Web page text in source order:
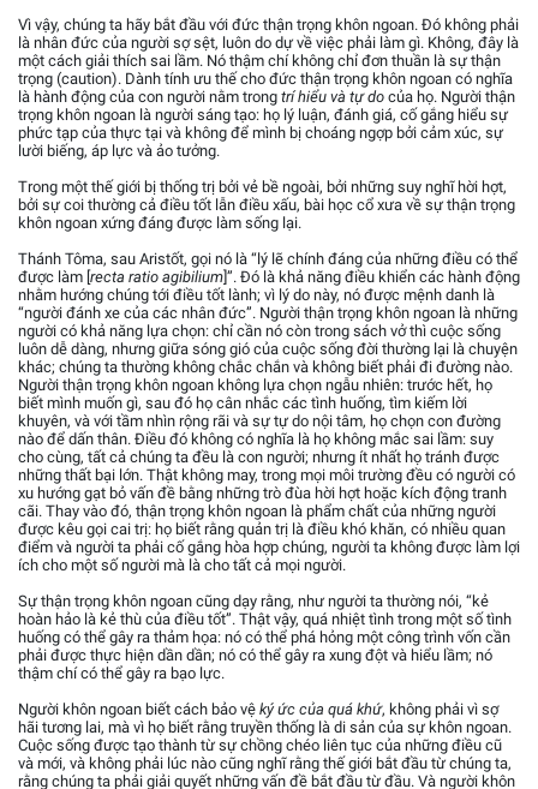
Vì vậy, chúng ta hãy bắt đầu với đức thận trọng khôn ngoan. Đó không phải
là nhân đức của người sợ sệt, luôn do dự về việc phải làm gì. Không, đây là
một cách giải thích sai lầm. Nó thậm chí không chỉ đơn thuần là sự thận
trọng (caution). Dành tính ưu thế cho đức thận trọng khôn ngoan có nghĩa
là hành động của con người nằm trong trí hiểu và tự do của họ. Người thận
trọng khôn ngoan là người sáng tạo: họ lý luận, đánh giá, cố gắng hiểu sự
phức tạp của thực tại và không để mình bị choáng ngợp bởi cảm xúc, sự
lười biếng, áp lực và ảo tưởng.
Trong một thế giới bị thống trị bởi vẻ bề ngoài, bởi những suy nghĩ hời hợt,
bởi sự coi thường cả điều tốt lẫn điều xấu, bài học cổ xưa về sự thận trọng
khôn ngoan xứng đáng được làm sống lại.
Thánh Tôma, sau Aristốt, gọi nó là “lý lẽ chính đáng của những điều có thể
được làm [recta ratio agibilium]”. Đó là khả năng điều khiển các hành động
nhằm hướng chúng tới điều tốt lành; vì lý do này, nó được mệnh danh là
“người đánh xe của các nhân đức”. Người thận trọng khôn ngoan là những
người có khả năng lựa chọn: chỉ cần nó còn trong sách vở thì cuộc sống
luôn dễ dàng, nhưng giữa sóng gió của cuộc sống đời thường lại là chuyện
khác; chúng ta thường không chắc chắn và không biết phải đi đường nào.
Người thận trọng khôn ngoan không lựa chọn ngẫu nhiên: trước hết, họ
biết mình muốn gì, sau đó họ cân nhắc các tình huống, tìm kiếm lời
khuyên, và với tầm nhìn rộng rãi và sự tự do nội tâm, họ chọn con đường
nào để dấn thân. Điều đó không có nghĩa là họ không mắc sai lầm: suy
cho cùng, tất cả chúng ta đều là con người; nhưng ít nhất họ tránh được
những thất bại lớn. Thật không may, trong mọi môi trường đều có người có
xu hướng gạt bỏ vấn đề bằng những trò đùa hời hợt hoặc kích động tranh
cãi. Thay vào đó, thận trọng khôn ngoan là phẩm chất của những người
được kêu gọi cai trị: họ biết rằng quản trị là điều khó khăn, có nhiều quan
điểm và người ta phải cố gắng hòa hợp chúng, người ta không được làm lợi
ích cho một số người mà là cho tất cả mọi người.
Sự thận trọng khôn ngoan cũng dạy rằng, như người ta thường nói, “kẻ
hoàn hảo là kẻ thù của điều tốt”. Thật vậy, quá nhiệt tình trong một số tình
huống có thể gây ra thảm họa: nó có thể phá hỏng một công trình vốn cần
phải được thực hiện dần dần; nó có thể gây ra xung đột và hiểu lầm; nó
thậm chí có thể gây ra bạo lực.
Người khôn ngoan biết cách bảo vệ ký ức của quá khứ, không phải vì sợ
hãi tương lai, mà vì họ biết rằng truyền thống là di sản của sự khôn ngoan.
Cuộc sống được tạo thành từ sự chồng chéo liên tục của những điều cũ
và mới, và không phải lúc nào cũng nghĩ rằng thế giới bắt đầu từ chúng ta,
rằng chúng ta phải giải quyết những vấn đề bắt đầu từ đầu. Và người khôn